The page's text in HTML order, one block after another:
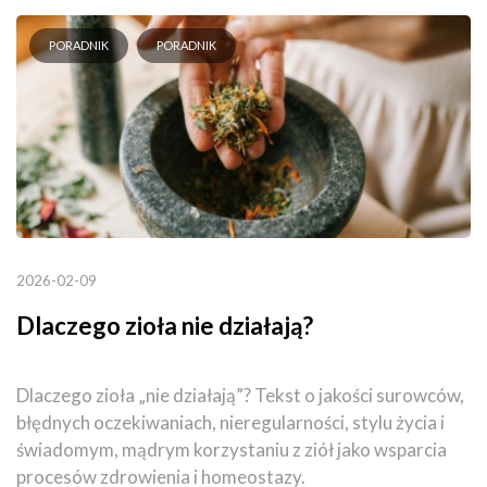
PORADNIK PORADNIK
2026-02-09
Dlaczego zioła nie działają?
Dlaczego zioła „nie działają”? Tekst o jakości surowców,
błędnych oczekiwaniach, nieregularności, stylu życia i
świadomym, mądrym korzystaniu z ziół jako wsparcia
procesów zdrowienia i homeostazy.